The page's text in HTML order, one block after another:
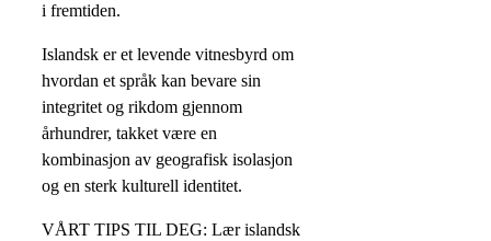
i fremtiden.
Islandsk er et levende vitnesbyrd om
hvordan et språk kan bevare sin
integritet og rikdom gjennom
århundrer, takket være en
kombinasjon av geografisk isolasjon
og en sterk kulturell identitet.
VÅRT TIPS TIL DEG: Lær islandsk